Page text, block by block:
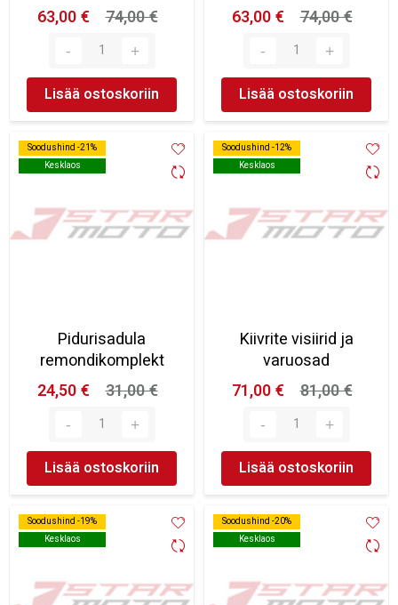
63,00 €
74,00 €
Lisää ostoskoriin
63,00 €
74,00 €
Lisää ostoskoriin
Soodushind -21%
Kesklaos
Soodushind -21%
Kesklaos
Pidurisadula
remondikomplekt
24,50 €
31,00 €
Lisää ostoskoriin
Soodushind -12%
Kesklaos
Soodushind -12%
Kesklaos
Kiivrite visiirid ja
varuosad
71,00 €
81,00 €
Lisää ostoskoriin
Soodushind -19%
Kesklaos
Soodushind -19%
Kesklaos
Soodushind -20%
Kesklaos
Soodushind -20%
Kesklaos